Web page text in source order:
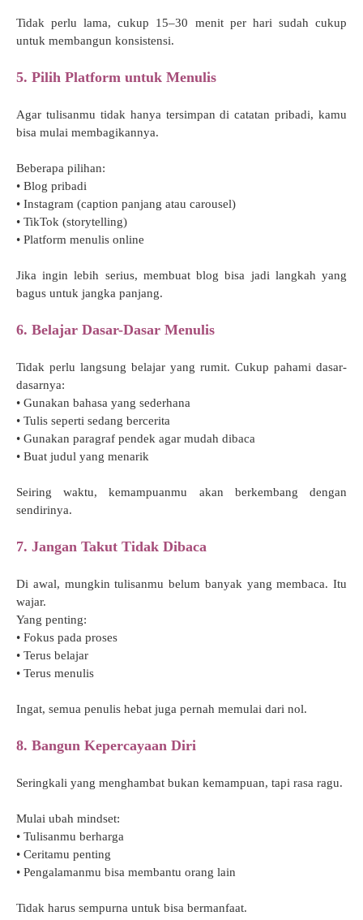
Tidak perlu lama, cukup 15–30 menit per hari sudah cukup
untuk membangun konsistensi.
5. Pilih Platform untuk Menulis
Agar tulisanmu tidak hanya tersimpan di catatan pribadi, kamu
bisa mulai membagikannya.
Beberapa pilihan:
• Blog pribadi
• Instagram (caption panjang atau carousel)
• TikTok (storytelling)
• Platform menulis online
Jika ingin lebih serius, membuat blog bisa jadi langkah yang
bagus untuk jangka panjang.
6. Belajar Dasar-Dasar Menulis
Tidak perlu langsung belajar yang rumit. Cukup pahami dasar-
dasarnya:
• Gunakan bahasa yang sederhana
• Tulis seperti sedang bercerita
• Gunakan paragraf pendek agar mudah dibaca
• Buat judul yang menarik
Seiring waktu, kemampuanmu akan berkembang dengan
sendirinya.
7. Jangan Takut Tidak Dibaca
Di awal, mungkin tulisanmu belum banyak yang membaca. Itu
wajar.
Yang penting:
• Fokus pada proses
• Terus belajar
• Terus menulis
Ingat, semua penulis hebat juga pernah memulai dari nol.
8. Bangun Kepercayaan Diri
Seringkali yang menghambat bukan kemampuan, tapi rasa ragu.
Mulai ubah mindset:
• Tulisanmu berharga
• Ceritamu penting
• Pengalamanmu bisa membantu orang lain
Tidak harus sempurna untuk bisa bermanfaat.